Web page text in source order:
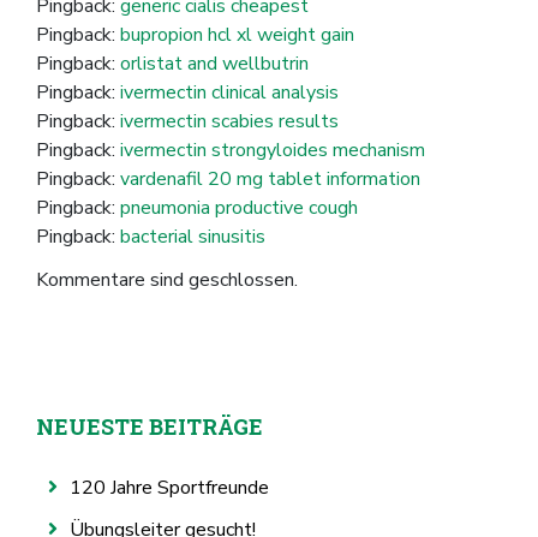
Pingback: generic cialis cheapest
Pingback: bupropion hcl xl weight gain
Pingback: orlistat and wellbutrin
Pingback: ivermectin clinical analysis
Pingback: ivermectin scabies results
Pingback: ivermectin strongyloides mechanism
Pingback: vardenafil 20 mg tablet information
Pingback: pneumonia productive cough
Pingback: bacterial sinusitis
Kommentare sind geschlossen.
NEUESTE BEITRÄGE
120 Jahre Sportfreunde
Übungsleiter gesucht!